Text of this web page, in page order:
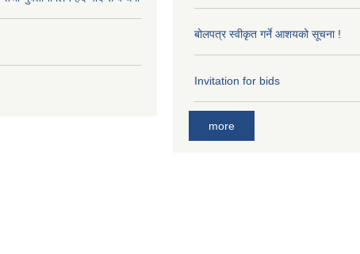
बोलपत्र स्वीकृत गर्ने आशयको सूचना !
Invitation for bids
more